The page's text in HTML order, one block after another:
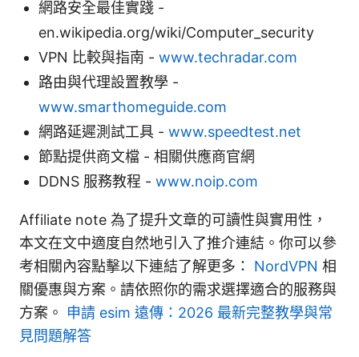
網路安全最佳實踐 -
en.wikipedia.org/wiki/Computer_security
VPN 比較與指南 - www.techradar.com
路由與代理設置教學 -
www.smarthomeguide.com
網路延遲測試工具 - www.speedtest.net
節點提供商文檔 - 相關供應商官網
DDNS 服務教程 - www.noip.com
Affiliate note 為了提升文章的可讀性與實用性，
本文在文中適度自然地引入了推介連結。你可以參
考相關內容點擊以下連結了解更多： NordVPN 相
關優惠與方案。請依照你的需求選擇適合的服務與
方案。 申請 esim 遠傳：2026 最新完整教學與常
見問題解答